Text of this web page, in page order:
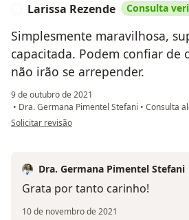
Larissa Rezende Consulta
Simplesmente maravilhosa,
capacitada. Podem confiar de
não irão se arrepender.
9 de outubro de 2021
• Dra. Germana Pimentel Stefani • Consulta
na opinião do utilizador Larissa Rezende
Solicitar revisão
Dra. Germana Pimentel Stefani
Grata por tanto carinho!
10 de novembro de 2021